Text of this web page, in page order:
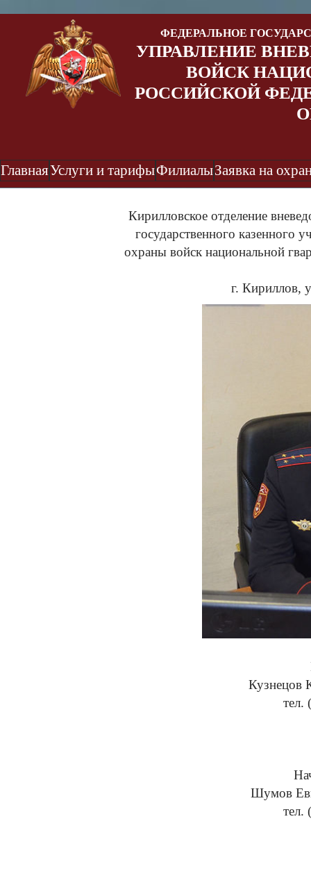
ФЕДЕРАЛЬНОЕ
УПРАВЛЕНИЕ
ВОЙСК
РОССИЙСКОЙ
ГлавнаяУслуги и тарифыФилиалыЗаявка на
Кирилловское отделение
государственного казенного
охраны войск национальной
г. Кириллов,
Кузнецов
тел.
Шумов
тел.